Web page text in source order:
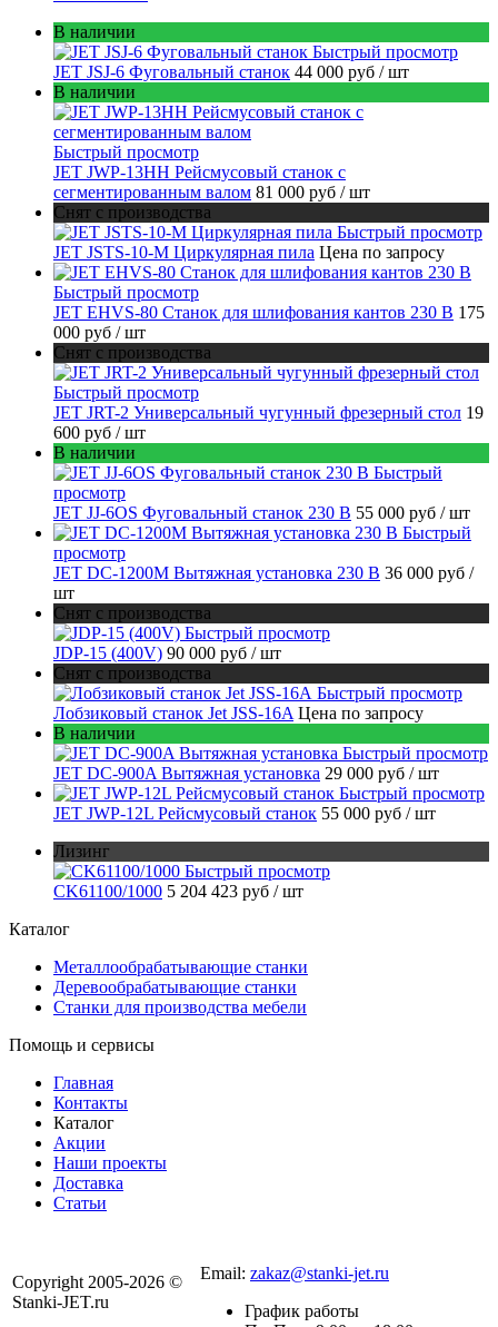
В наличии
Быстрый просмотр
JET JSJ-6 Фуговальный станок 44 000 руб / шт
В наличии
Быстрый просмотр
JET JWP-13HH Рейсмусовый станок с
сегментированным валом 81 000 руб / шт
Снят с производства
Быстрый просмотр
JET JSTS-10-M Циркулярная пила Цена по запросу
Быстрый просмотр
JET EHVS-80 Станок для шлифования кантов 230 В 175
000 руб / шт
Снят с производства
Быстрый просмотр
JET JRT-2 Универсальный чугунный фрезерный стол 19
600 руб / шт
В наличии
Быстрый
просмотр
JET JJ-6OS Фуговальный станок 230 В 55 000 руб / шт
Быстрый
просмотр
JET DC-1200M Вытяжная установка 230 В 36 000 руб /
шт
Снят с производства
Быстрый просмотр
JDP-15 (400V) 90 000 руб / шт
Снят с производства
Быстрый просмотр
Лобзиковый станок Jet JSS-16A Цена по запросу
В наличии
Быстрый просмотр
JET DC-900A Вытяжная установка 29 000 руб / шт
Быстрый просмотр
JET JWP-12L Рейсмусовый станок 55 000 руб / шт
Лизинг
Быстрый просмотр
CK61100/1000 5 204 423 руб / шт
Каталог
Металлообрабатывающие станки
Деревообрабатывающие станки
Станки для производства мебели
Помощь и сервисы
Главная
Контакты
Каталог
Акции
Наши проекты
Доставка
Статьи
Copyright 2005-2026 ©
Stanki-JET.ru
Email: zakaz@stanki-jet.ru
График работы